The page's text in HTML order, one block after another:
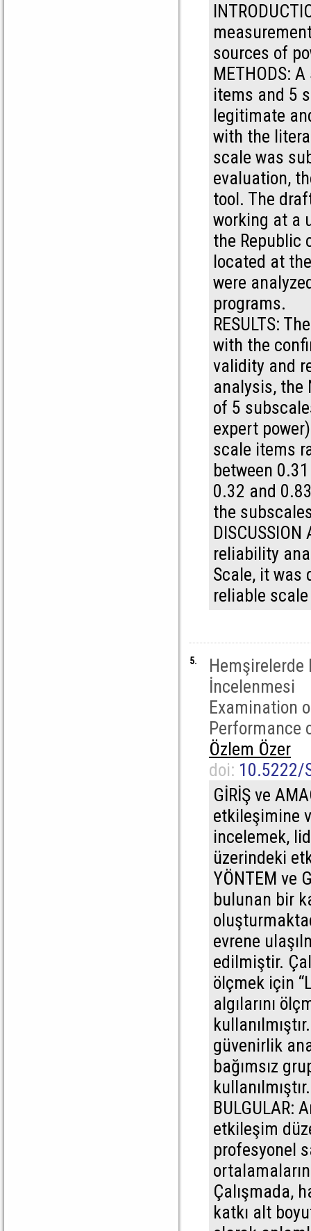
sources of
METHODS:
items and 5
legitimate
with the
scale was
evaluation,
tool. The
working at a
the Republic
located at
were
programs.
RESULTS:
with the
validity and
analysis, the
of 5
expert
scale items
between
0.32 and
the
reliability
Scale, it was
reliable
5.
Hemşirelerde
İncelenmesi
Examination
Performance
Özlem Özer
doi: 10.5222/
GİRİŞ ve
etkileşimine
incelemek,
üzerindeki
YÖNTEM ve
bulunan bir
evrene
edilmiştir.
ölçmek için
algılarını
güvenirlik
bağımsız
BULGULAR:
etkileşim
profesyonel
Çalışmada,
katkı alt